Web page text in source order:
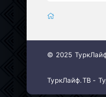
© 2025
ТуркЛайф.ТВ -